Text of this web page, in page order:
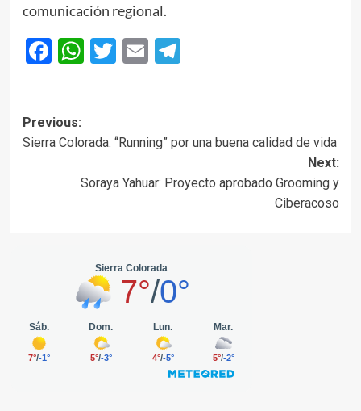
comunicación regional.
Facebook
WhatsApp
Twitter
EmailTelegram
Post
navigation
Previous:
Sierra Colorada: “Running” por una buena calidad de vida
Next:
Soraya Yahuar: Proyecto aprobado Grooming y
Ciberacoso